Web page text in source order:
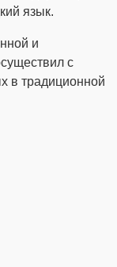
язык.
и
с
в традиционной